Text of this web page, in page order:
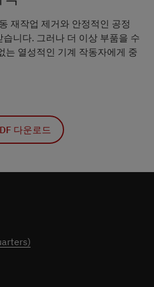
재작업 제거와 안정적인 공정
니다. 그러나 더 이상 부품을 수
는 열성적인 기계 작동자에게 중
다운로드